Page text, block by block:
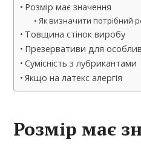
Розмір має значення
Як визначити потрібний
Товщина стінок виробу
Презервативи для
Сумісність з лубрикантами
Якщо на латекс алергія
Розмір має